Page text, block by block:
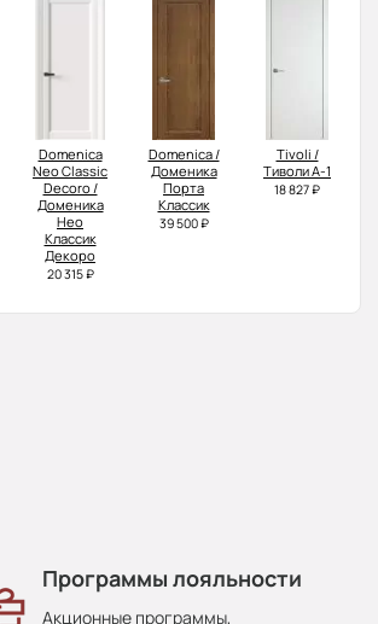
Domenica
Neo Classic
Decoro /
Доменика
Нео
Классик
Декоро
20 315 ₽
Domenica /
Доменика
Порта
Классик
39 500 ₽
Tivoli /
Тиволи А-1
18 827 ₽
Программы лояльности
Акционные программы,